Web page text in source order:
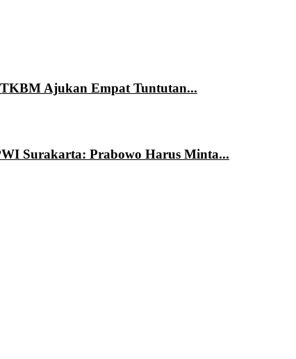
Ajukan Empat Tuntutan...
Surakarta: Prabowo Harus Minta...